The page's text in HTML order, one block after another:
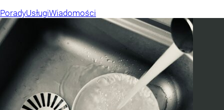
PoradyUsługiWiadomości